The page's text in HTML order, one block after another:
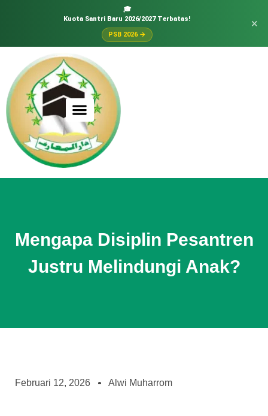
🎓
Kuota Santri Baru 2026/2027 Terbatas!
PSB 2026 →
×
Mengapa Disiplin Pesantren
Justru Melindungi Anak?
Februari 12, 2026 Alwi Muharrom